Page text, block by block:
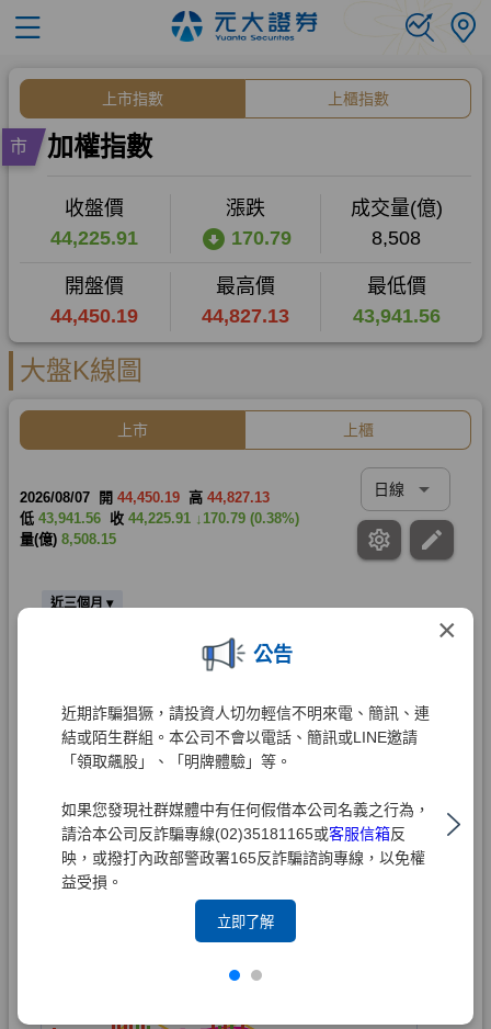
×
公告
近期詐騙猖獗，請投資人切勿輕信不明來電、簡訊、連
結或陌生群組。本公司不會以電話、簡訊或LINE邀請
「領取飆股」、「明牌體驗」等。
如果您發現社群媒體中有任何假借本公司名義之行為，
請洽本公司反詐騙專線(02)35181165或客服信箱反
映，或撥打內政部警政署165反詐騙諮詢專線，以免權
益受損。
立即了解